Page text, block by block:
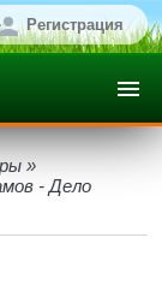
Регистрация
»
- Дело